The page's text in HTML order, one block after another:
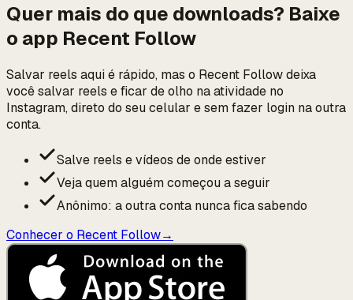
Quer mais do que downloads? Baixe
o app Recent Follow
Salvar reels aqui é rápido, mas o Recent Follow deixa
você salvar reels e ficar de olho na atividade no
Instagram, direto do seu celular e sem fazer login na outra
conta.
Salve reels e vídeos de onde estiver
Veja quem alguém começou a seguir
Anônimo: a outra conta nunca fica sabendo
Conhecer o Recent Follow→